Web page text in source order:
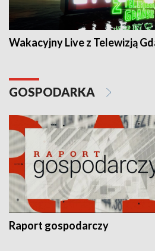
Wakacyjny Live z Telewizją
GOSPODARKA
Raport gospodarczy